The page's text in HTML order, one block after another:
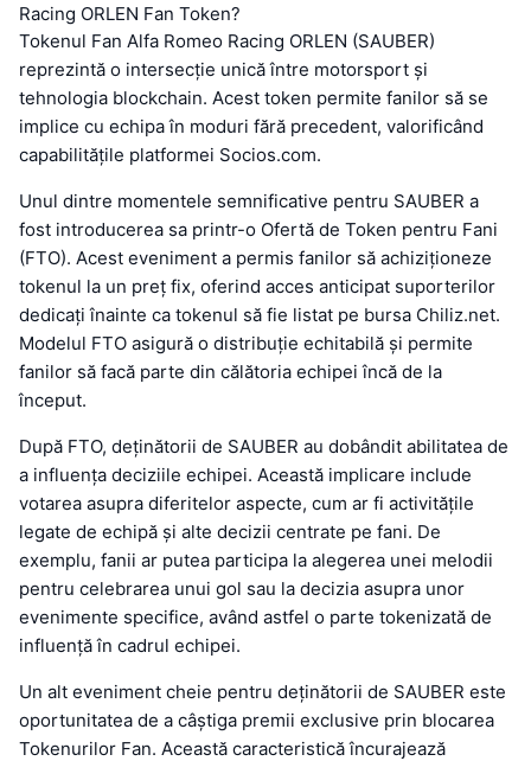
Racing ORLEN Fan Token?
Tokenul Fan Alfa Romeo Racing ORLEN (SAUBER)
reprezintă o intersecție unică între motorsport și
tehnologia blockchain. Acest token permite fanilor să se
implice cu echipa în moduri fără precedent, valorificând
capabilitățile platformei Socios.com.
Unul dintre momentele semnificative pentru SAUBER a
fost introducerea sa printr-o Ofertă de Token pentru Fani
(FTO). Acest eveniment a permis fanilor să achiziționeze
tokenul la un preț fix, oferind acces anticipat suporterilor
dedicați înainte ca tokenul să fie listat pe bursa Chiliz.net.
Modelul FTO asigură o distribuție echitabilă și permite
fanilor să facă parte din călătoria echipei încă de la
început.
După FTO, deținătorii de SAUBER au dobândit abilitatea de
a influența deciziile echipei. Această implicare include
votarea asupra diferitelor aspecte, cum ar fi activitățile
legate de echipă și alte decizii centrate pe fani. De
exemplu, fanii ar putea participa la alegerea unei melodii
pentru celebrarea unui gol sau la decizia asupra unor
evenimente specifice, având astfel o parte tokenizată de
influență în cadrul echipei.
Un alt eveniment cheie pentru deținătorii de SAUBER este
oportunitatea de a câștiga premii exclusive prin blocarea
Tokenurilor Fan. Această caracteristică încurajează